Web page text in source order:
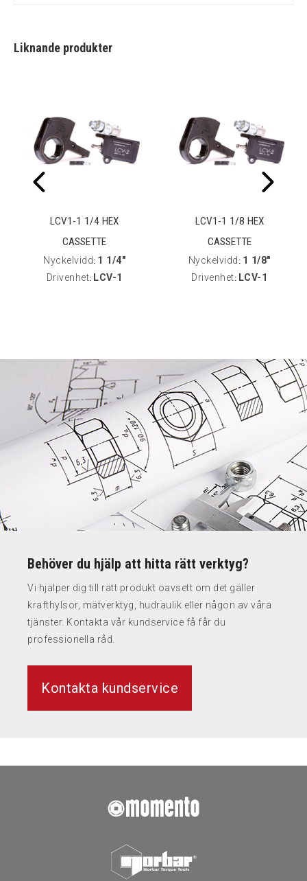
Liknande produkter
LCV1-1 1/4 HEX
CASSETTE
Nyckelvidd: 1 1/4"
Drivenhet: LCV-1
LCV1-1 1/8 HEX
CASSETTE
Nyckelvidd : 1 1/8"
Drivenhet: LCV-1
Behöver du hjälp att hitta rätt verktyg?
Vi hjälper dig till rätt produkt oavsett om det gäller
krafthylsor, mätverktyg, hudraulik eller någon av våra
tjänster. Kontakta vår kundservice få får du
professionella råd.
Kontakta kundservice